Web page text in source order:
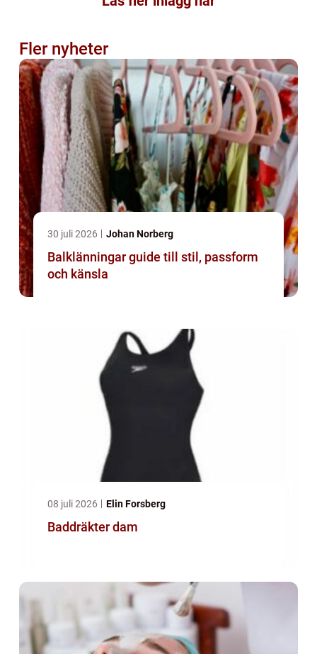
Fler nyheter
30 juli 2026 Johan Norberg
Balklänningar guide till stil, passform
och känsla
08 juli 2026 Elin Forsberg
Baddräkter dam